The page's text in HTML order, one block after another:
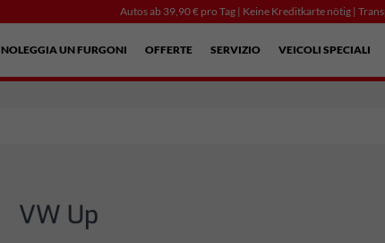
Autos ab 39,90 € pro Tag | Keine Kreditkarte nötig |
NOLEGGIA UN FURGONI OFFERTE SERVIZIO VEICOLI SPECIALI
VW Up